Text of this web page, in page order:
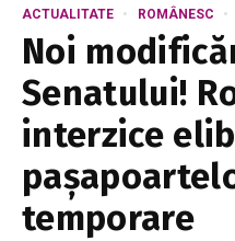
ACTUALITATE ROMÂNESC
Noi
Senatului!
interzice
temporare